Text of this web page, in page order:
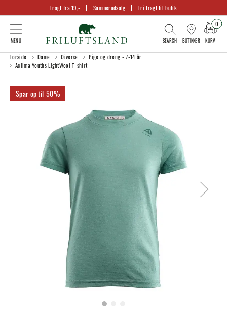
Fragt fra 19,- Sommerudsalg Fri fragt til butik
BUTIKKER KURV
0
Forside Dame Diverse
Pige og dreng - 7-14 år
Aclima Youths LightWool T-shirt
50%